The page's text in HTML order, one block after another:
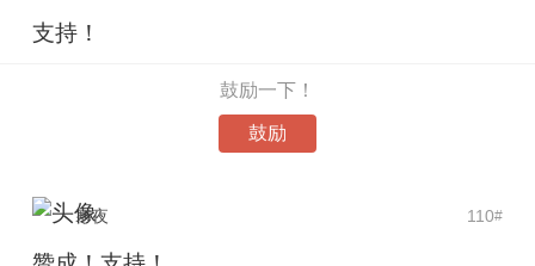
支持！
鼓励一下！
鼓励
110#
寒夜